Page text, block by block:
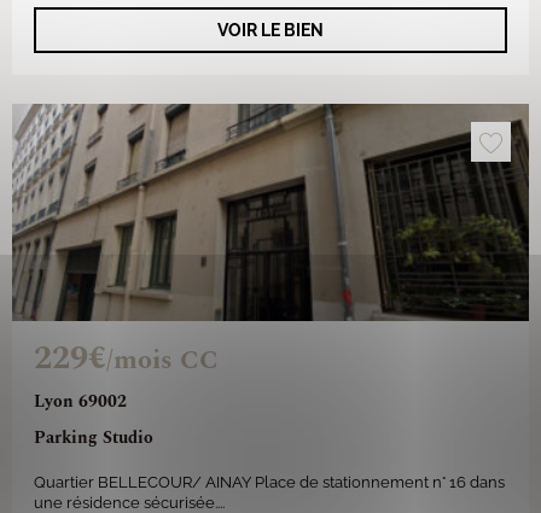
VOIR LE BIEN
Lyon 69002
Parking Studio
229€/mois CC
Quartier BELLECOUR/ AINAY Place de stationnement n° 16 dans
une résidence sécurisée....